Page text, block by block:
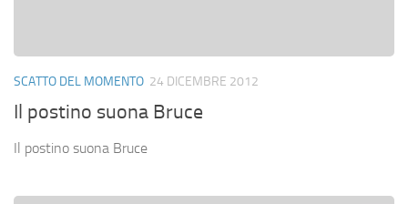
SCATTO DEL MOMENTO 24 DICEMBRE 2012
Il postino suona Bruce
Il postino suona Bruce